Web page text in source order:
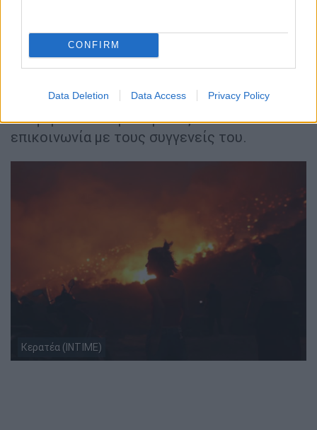
CONFIRM
Data Deletion Data Access Privacy Policy
περιοχή έναρξης της πυρκαγιάς στο
Κερατέας. Ο άνδρας ήταν 76 ετών, ενώ
που επικαλείται μαρτυρίες γειτόνων
αναφέρουν ότι έμενε μόνος του και δεν είχε
επικοινωνία με τους συγγενείς του.
Κερατέα (INTIME)